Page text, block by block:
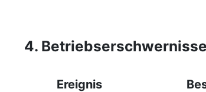
4. Betriebserschwernisse
Ereignis